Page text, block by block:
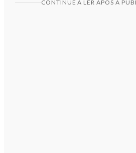
CONTINUE A LER APÓS A